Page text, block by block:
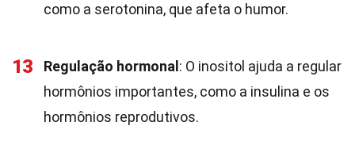
como a serotonina, que afeta o humor.
13 Regulação hormonal : O inositol ajuda a regular
hormônios importantes, como a insulina e os
hormônios reprodutivos.